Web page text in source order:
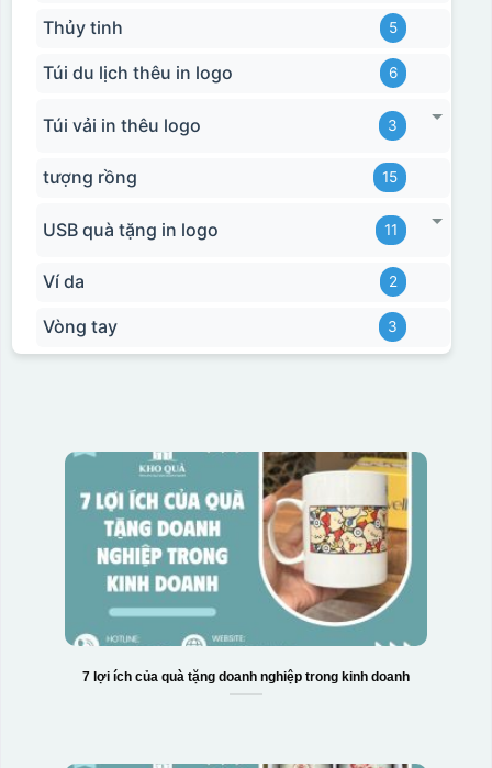
Hộp xi 2 cốc
Thủy tinh 5
Túi du lịch thêu in logo 6
Túi vải in thêu logo 3
tượng rồng 15
USB quà tặng in logo 11
Ví da 2
Vòng tay 3
7 lợi ích của quà tặng doanh nghiệp trong kinh doanh